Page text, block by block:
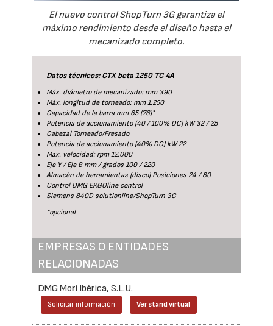
El nuevo control ShopTurn 3G garantiza el
máximo rendimiento desde el diseño hasta el
mecanizado completo.
Datos técnicos: CTX beta 1250 TC 4A
Máx. diámetro de mecanizado: mm 390
Máx. longitud de torneado: mm 1,250
Capacidad de la barra mm 65 (76)*
Potencia de accionamiento (40 / 100% DC) kW 32 / 25
Cabezal Torneado/Fresado
Potencia de accionamiento (40% DC) kW 22
Max. velocidad: rpm 12,000
Eje Y / Eje B mm / grados 100 / 220
Almacén de herramientas (disco) Posiciones 24 / 80
Control DMG ERGOline control
Siemens 840D solutionline/ShopTurn 3G
*opcional
EMPRESAS O ENTIDADES
RELACIONADAS
DMG Mori Ibérica, S.L.U.
Solicitar información Ver stand virtual